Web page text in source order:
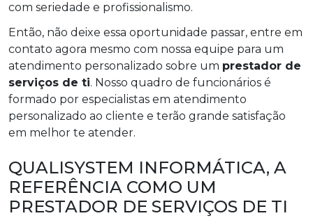
com seriedade e profissionalismo.
Então, não deixe essa oportunidade passar, entre em
contato agora mesmo com nossa equipe para um
atendimento personalizado sobre um prestador de
serviços de ti. Nosso quadro de funcionários é
formado por especialistas em atendimento
personalizado ao cliente e terão grande satisfação
em melhor te atender.
QUALISYSTEM INFORMÁTICA, A
REFERÊNCIA COMO UM
PRESTADOR DE SERVIÇOS DE TI